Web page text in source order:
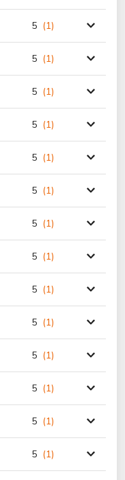
5 (1)
5 (1)
5 (1)
5 (1)
5 (1)
5 (1)
5 (1)
5 (1)
5 (1)
5 (1)
5 (1)
5 (1)
5 (1)
5 (1)